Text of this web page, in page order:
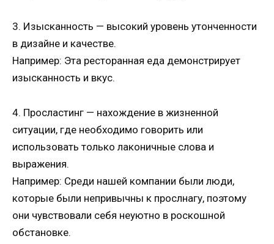
3. Изысканность — высокий уровень утонченности
в дизайне и качестве.
Например: Эта ресторанная еда демонстрирует
изысканность и вкус.
4. Просластинг — нахождение в жизненной
ситуации, где необходимо говорить или
использовать только лаконичные слова и
выражения.
Например: Среди нашей компании были люди,
которые были непривычны к прослнагу, поэтому
они чувствовали себя неуютно в роскошной
обстановке.